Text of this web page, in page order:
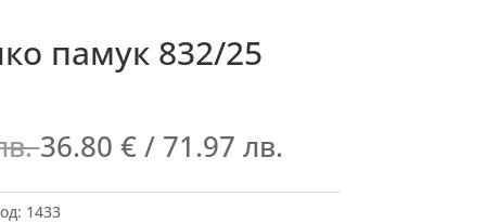
памук 832/25
36.80 €/ 71.97 лв.
1433